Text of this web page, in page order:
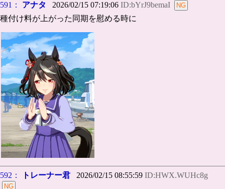
591： アナタ 2026/02/15 07:19:06 ID:bYrJ9bemaI
種付け料が上がった同期を慰める時に
592： トレーナー君 2026/02/15 08:55:59 ID:HWX.WUHc8g